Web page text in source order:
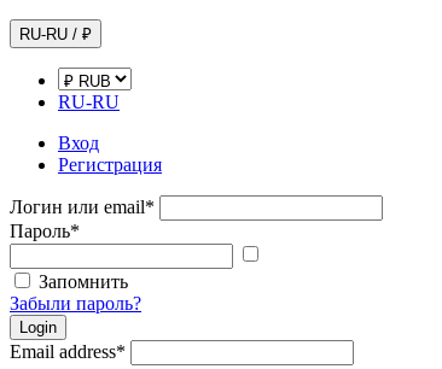
RU-RU / ₽
RU-RU
Вход
Регистрация
Логин или email*
Пароль*
Запомнить
Забыли пароль?
Login
Email address*